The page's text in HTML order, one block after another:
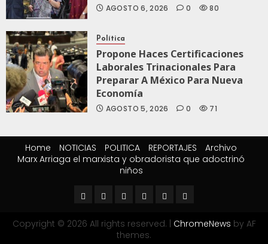
AGOSTO 6, 2026 0 80
Política
Propone Haces Certificaciones
Laborales Trinacionales Para
Preparar A México Para Nueva
Economía
AGOSTO 5, 2026 0 71
Home NOTICIAS POLITICA REPORTAJES
Archivo
Marx Arriaga el marxista y obradorista que adoctrinó
niños
Copyright © 2026 All rights reserved. ChromeNews by AF
themes.